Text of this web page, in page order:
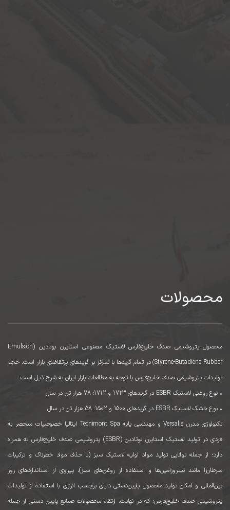
محصولات
محصول پتروشیمی صدف خلیج‌فارس لاستیک مصنوعی استایرن بوتادین (Emulsion
Styrene-Butadiene Rubber) در تمام گریدها با تمرکز بر گریدهای پرتقاضای بازار است. حجم
تولیدات پتروشیمی صدف خلیج‌فارس با توجه به مطالعات بازار ایران به شرح ذیل است:
• نوع روغنی لاستیک ESBR در گریدهای 1723 و 1712: 78 هزار تن در سال
• نوع خشک لاستیک ESBR در گریدهای 1500 و 1502: 58 هزار تن در سال
تکنولوژی مدرن Versalis و مهندسی پایه Tecnimont Spa ایتالیا خصوصیات منحصر به
فردی در تولید لاستیک استایرن بوتادین (ESBR) پتروشیمی صدف خلیج‌فارس به همراه
دارد؛ از جمله توانایی تولید مواد اولیه لاستیک سبز (با حذف مواد خطرناک و ترکیبات
سرطان‌زا مانند نیتروزآمین‌ها و استفاده از روغن‌های سبز)، پیروی از استانداردهای روز
بین‌المللی و امکان تولید محصول پایین‌دستی دارای برچسب انرژی با استفاده از تولیدات
پتروشیمی صدف خلیج‌فارس؛ که در نهایت، ارتقاء محصولات صنایع پایین دستی از جمله